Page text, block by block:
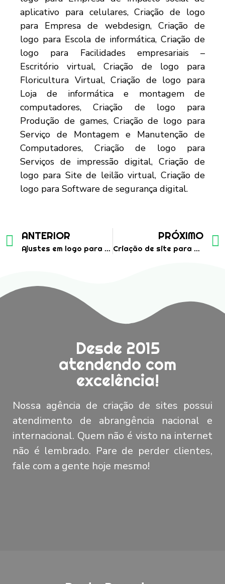
ANTERIOR
Ajustes em logo para personal trainer
PRÓXIMO
Criação de site para empresa de armazenagem e movimentação de cargas
Desde 2015
atendendo com
excelência!
Nossa agência de criação de sites possui
atendimento de abrangência nacional e
internacional. Quem não é visto na internet
não é lembrado. Pare de perder clientes,
fale com a gente hoje mesmo!